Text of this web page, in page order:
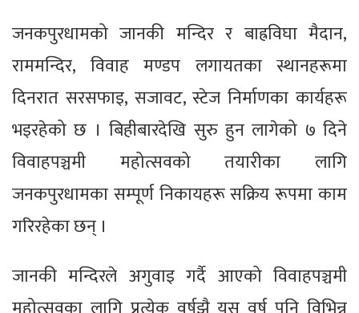
जनकपुरधामको जानकी मन्दिर र बाह्रविघा मैदान,
राममन्दिर, विवाह मण्डप लगायतका स्थानहरूमा
दिनरात सरसफाइ, सजावट, स्टेज निर्माणका कार्यहरू
भइरहेको छ । बिहीबारदेखि सुरु हुन लागेको ७ दिने
विवाहपञ्चमी महोत्सवको तयारीका लागि
जनकपुरधामका सम्पूर्ण निकायहरू सक्रिय रूपमा काम
गरिरहेका छन् ।
जानकी मन्दिरले अगुवाइ गर्दै आएको विवाहपञ्चमी